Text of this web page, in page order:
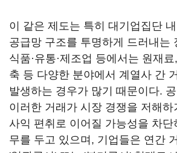
이 같은 제도는 특히 대기업집단
공급망 구조를 투명하게 드러내는
식품·유통·제조업 등에서는 원재
축 등 다양한 분야에서 계열사 간
발생하는 경우가 많기 때문이다.
이러한 거래가 시장 경쟁을 저해하
사익 편취로 이어질 가능성을 차단
무를 두고 있으며, 기업들은 연간